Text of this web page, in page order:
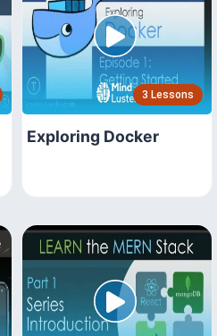
3 Lessons
Exploring Docker